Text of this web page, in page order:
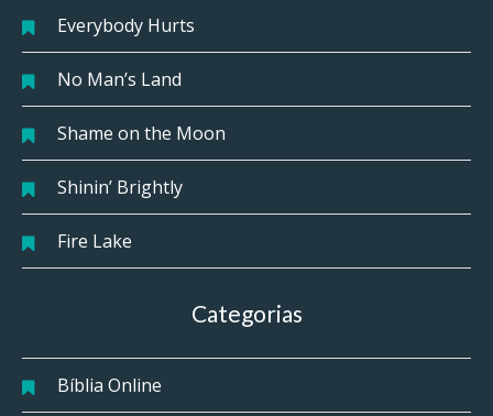
Everybody Hurts
No Man’s Land
Shame on the Moon
Shinin’ Brightly
Fire Lake
Categorias
Bíblia Online